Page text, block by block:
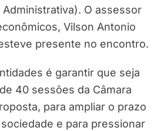
O assessor
Vilson Antonio
presente no encontro.
é garantir que seja
40 sessões da Câmara
para ampliar o prazo
e para pressionar